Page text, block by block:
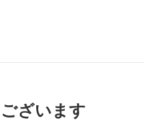
ざいます